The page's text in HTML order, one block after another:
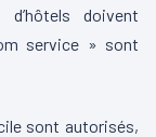
doivent
service » sont
sont autorisés,